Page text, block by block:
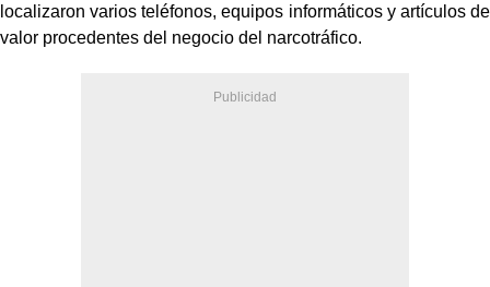
localizaron varios teléfonos, equipos informáticos y artículos de
valor procedentes del negocio del narcotráfico.